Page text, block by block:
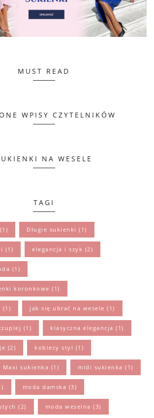
MUST READ
WPISY CZYTELNIKÓW
NA WESELE
TAGI
(1) Długie sukienki (1)
(1) elegancja i szyk (2)
(1)
koronkowe (1)
(1) jak się ubrać na wesele (1)
(1) klasyczna elegancja (1)
(2) kobiecy styl (1)
Maxi sukienka (1) midi sukienka (1)
moda damska (3)
(2) moda weselna (3)